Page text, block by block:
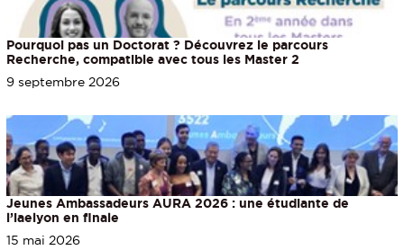
Pourquoi pas un Doctorat ? Découvrez le parcours
Recherche, compatible avec tous les Master 2
9 septembre 2026
Jeunes Ambassadeurs AURA 2026 : une étudiante de
l’iaelyon en finale
15 mai 2026